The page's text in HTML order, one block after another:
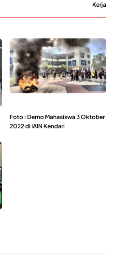
Kerja
Foto : Demo Mahasiswa 3 Oktober
2022 di IAIN Kendari